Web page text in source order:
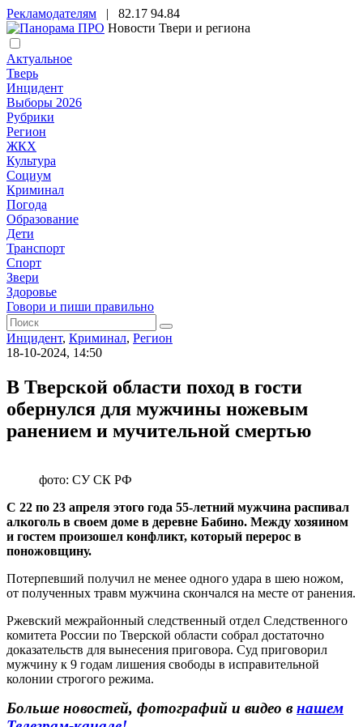
Рекламодателям | 82.17 94.84
Новости Твери и региона
Актуальное
Тверь
Инцидент
Выборы 2026
Рубрики
Регион
ЖКХ
Культура
Социум
Криминал
Погода
Образование
Дети
Транспорт
Спорт
Звери
Здоровье
Говори и пиши правильно
Инцидент, Криминал, Регион
18-10-2024, 14:50
В Тверской области поход в гости
обернулся для мужчины ножевым
ранением и мучительной смертью
фото: СУ СК РФ
С 22 по 23 апреля этого года 55-летний мужчина распивал
алкоголь в своем доме в деревне Бабино. Между хозяином
и гостем произошел конфликт, который перерос в
поножовщину.
Потерпевший получил не менее одного удара в шею ножом,
от полученных травм мужчина скончался на месте от ранения.
Ржевский межрайонный следственный отдел Следственного
комитета России по Тверской области собрал достаточно
доказательств для вынесения приговора. Суд приговорил
мужчину к 9 годам лишения свободы в исправительной
колонии строгого режима.
Больше новостей, фотографий и видео в нашем